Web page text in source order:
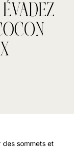
des sommets et